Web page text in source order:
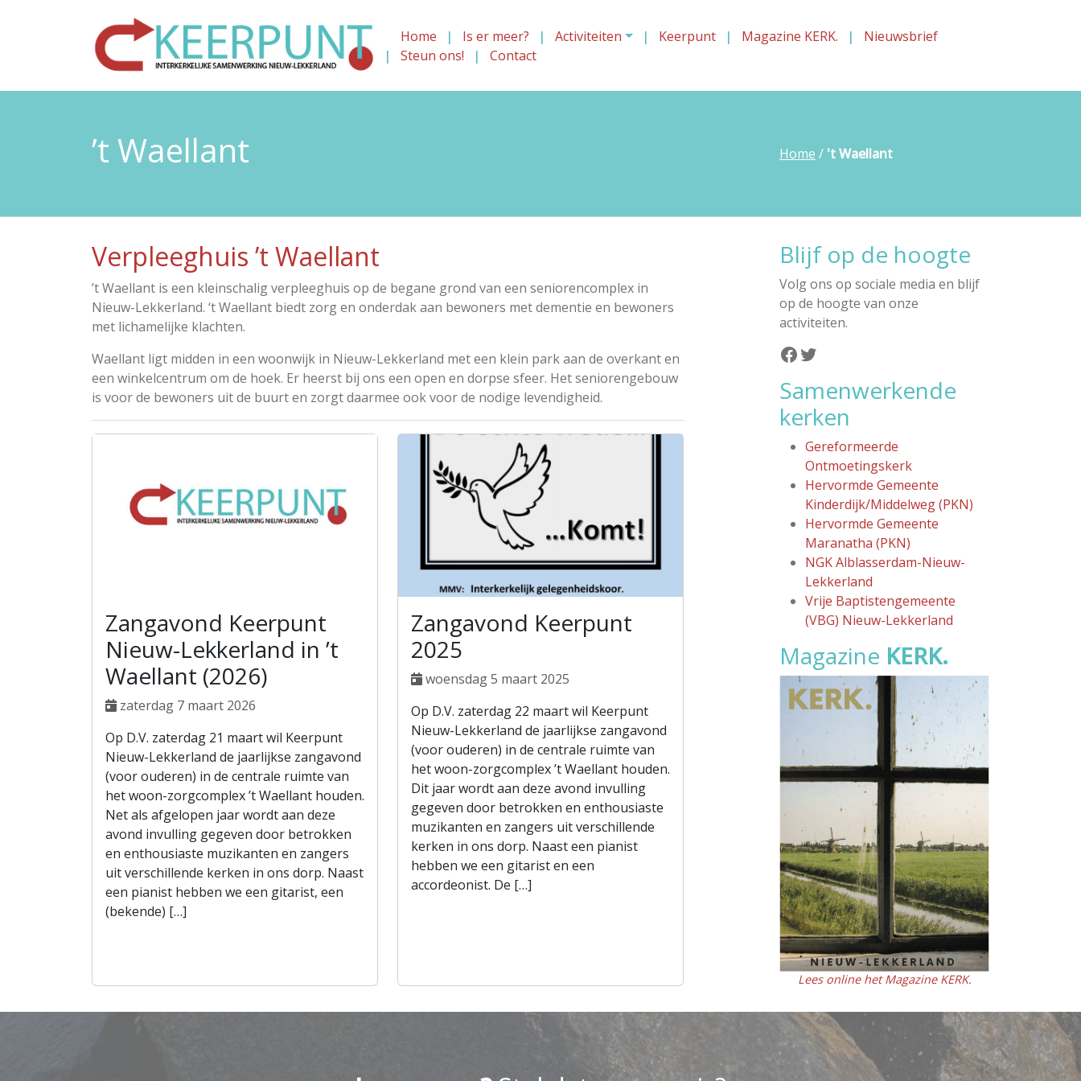
Home Is er meer? Activiteiten Keerpunt Magazine KERK.
Nieuwsbrief
Steun ons!
Contact
’t Waellant Home / 't Waellant
Verpleeghuis ’t Waellant
’t Waellant is een kleinschalig verpleeghuis op de begane grond van een seniorencomplex in
Nieuw-Lekkerland. ‘t Waellant biedt zorg en onderdak aan bewoners met dementie en bewoners
met lichamelijke klachten.
Waellant ligt midden in een woonwijk in Nieuw-Lekkerland met een klein park aan de overkant en
een winkelcentrum om de hoek. Er heerst bij ons een open en dorpse sfeer. Het seniorengebouw
is voor de bewoners uit de buurt en zorgt daarmee ook voor de nodige levendigheid.
Zangavond Keerpunt
Nieuw-Lekkerland in ’t
Waellant (2026)
zaterdag 7 maart 2026
Op D.V. zaterdag 21 maart wil Keerpunt
Nieuw-Lekkerland de jaarlijkse zangavond
(voor ouderen) in de centrale ruimte van
het woon-zorgcomplex ’t Waellant houden.
Net als afgelopen jaar wordt aan deze
avond invulling gegeven door betrokken
en enthousiaste muzikanten en zangers
uit verschillende kerken in ons dorp. Naast
een pianist hebben we een gitarist, een
(bekende) […]
Zangavond Keerpunt
2025
woensdag 5 maart 2025
Op D.V. zaterdag 22 maart wil Keerpunt
Nieuw-Lekkerland de jaarlijkse zangavond
(voor ouderen) in de centrale ruimte van
het woon-zorgcomplex ’t Waellant houden.
Dit jaar wordt aan deze avond invulling
gegeven door betrokken en enthousiaste
muzikanten en zangers uit verschillende
kerken in ons dorp. Naast een pianist
hebben we een gitarist en een
accordeonist. De […]
Blijf op de hoogte
Volg ons op sociale media en blijf
op de hoogte van onze
activiteiten.
Facebook
Twitter
Samenwerkende
kerken
Gereformeerde
Ontmoetingskerk
Hervormde Gemeente
Kinderdijk/Middelweg (PKN)
Hervormde Gemeente
Maranatha (PKN)
NGK Alblasserdam-Nieuw-
Lekkerland
Vrije Baptistengemeente
(VBG) Nieuw-Lekkerland
Magazine KERK.
Lees online het Magazine KERK.